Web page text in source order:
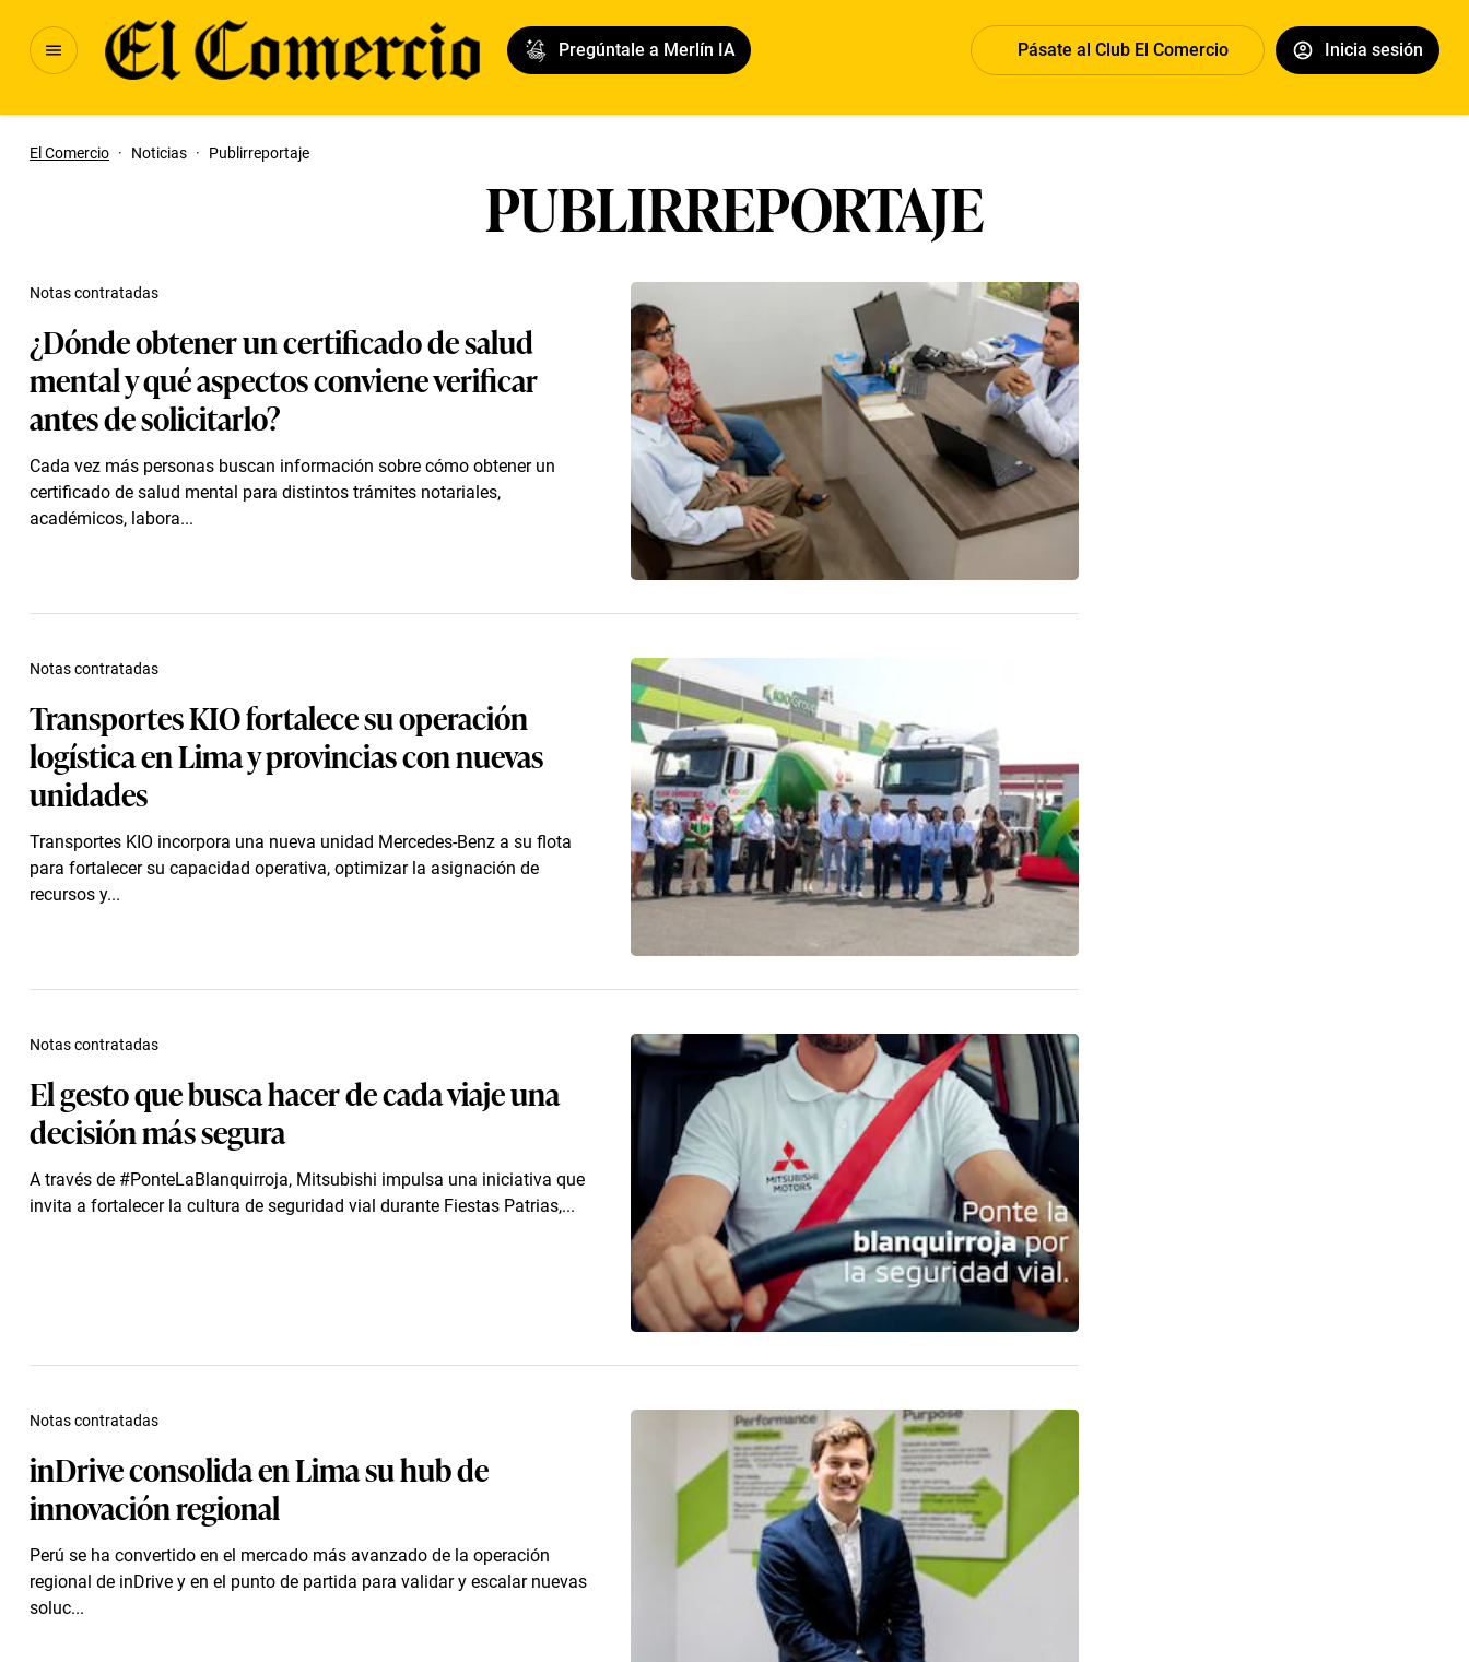
Pregúntale a Merlín IA Pásate al Club El Comercio Inicia sesión
El Comercio · Noticias · Publirreportaje
PUBLIRREPORTAJE
¿Dónde obtener un certificado de salud
mental y qué aspectos conviene verificar
antes de solicitarlo?
Cada vez más personas buscan información sobre cómo obtener un
certificado de salud mental para distintos trámites notariales,
académicos, labora...
Notas contratadas
Transportes KIO fortalece su operación
logística en Lima y provincias con nuevas
unidades
Transportes KIO incorpora una nueva unidad Mercedes-Benz a su flota
para fortalecer su capacidad operativa, optimizar la asignación de
recursos y...
Notas contratadas
El gesto que busca hacer de cada viaje una
decisión más segura
A través de #PonteLaBlanquirroja, Mitsubishi impulsa una iniciativa que
invita a fortalecer la cultura de seguridad vial durante Fiestas Patrias,...
Notas contratadas
inDrive consolida en Lima su hub de
innovación regional
Perú se ha convertido en el mercado más avanzado de la operación
regional de inDrive y en el punto de partida para validar y escalar nuevas
soluc...
Notas contratadas